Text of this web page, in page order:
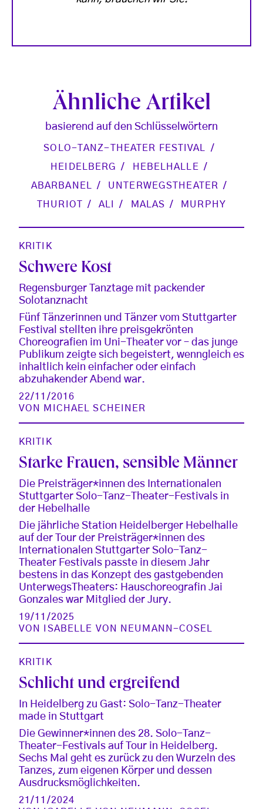
Ähnliche Artikel
basierend auf den Schlüsselwörtern
SOLO-TANZ-THEATER FESTIVAL
HEIDELBERG
HEBELHALLE
ABARBANEL
UNTERWEGSTHEATER
THURIOT
ALI MALAS MURPHY
KRITIK
Schwere Kost
Regensburger Tanztage mit packender
Solotanznacht
Fünf Tänzerinnen und Tänzer vom Stuttgarter
Festival stellten ihre preisgekrönten
Choreografien im Uni-Theater vor – das junge
Publikum zeigte sich begeistert, wenngleich es
inhaltlich kein einfacher oder einfach
abzuhakender Abend war.
22/11/2016
VON MICHAEL SCHEINER
KRITIK
Starke Frauen, sensible Männer
Die Preisträger*innen des Internationalen
Stuttgarter Solo-Tanz-Theater-Festivals in
der Hebelhalle
Die jährliche Station Heidelberger Hebelhalle
auf der Tour der Preisträger*innen des
Internationalen Stuttgarter Solo-Tanz-
Theater Festivals passte in diesem Jahr
bestens in das Konzept des gastgebenden
UnterwegsTheaters: Hauschoreografin Jai
Gonzales war Mitglied der Jury.
19/11/2025
VON
ISABELLE VON NEUMANN-COSEL
KRITIK
Schlicht und ergreifend
In Heidelberg zu Gast: Solo-Tanz-Theater
made in Stuttgart
Die Gewinner*innen des 28. Solo-Tanz-
Theater-Festivals auf Tour in Heidelberg.
Sechs Mal geht es zurück zu den Wurzeln des
Tanzes, zum eigenen Körper und dessen
Ausdrucksmöglichkeiten.
21/11/2024